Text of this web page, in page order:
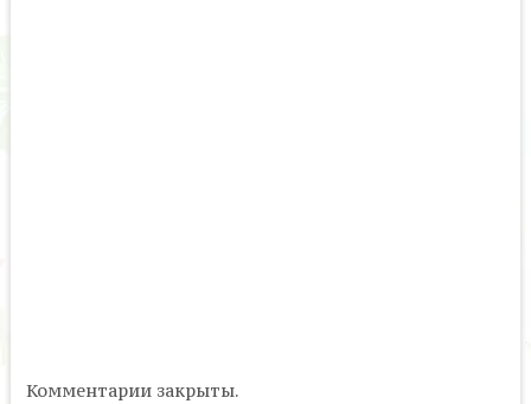
Комментарии закрыты.